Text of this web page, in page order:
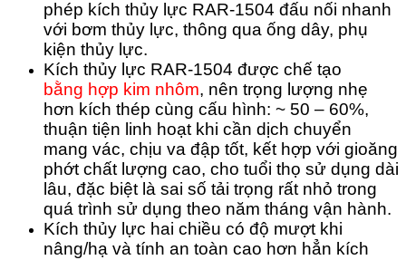
phép kích thủy lực RAR-1504 đấu nối nhanh
với bơm thủy lực, thông qua ống dây, phụ
kiện thủy lực.
Kích thủy lực RAR-1504 được chế tạo
bằng hợp kim nhôm, nên trọng lượng nhẹ
hơn kích thép cùng cấu hình: ~ 50 – 60%,
thuận tiện linh hoạt khi cần dịch chuyển
mang vác, chịu va đập tốt, kết hợp với gioăng
phớt chất lượng cao, cho tuổi thọ sử dụng dài
lâu, đặc biệt là sai số tải trọng rất nhỏ trong
quá trình sử dụng theo năm tháng vận hành.
Kích thủy lực hai chiều có độ mượt khi
nâng/hạ và tính an toàn cao hơn hẳn kích